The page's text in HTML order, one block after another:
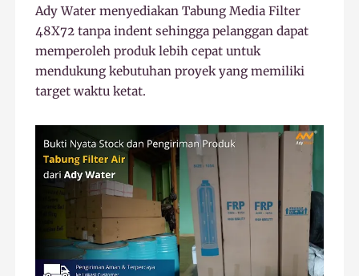
Ady Water menyediakan Tabung Media Filter
48X72 tanpa indent sehingga pelanggan dapat
memperoleh produk lebih cepat untuk
mendukung kebutuhan proyek yang memiliki
target waktu ketat.